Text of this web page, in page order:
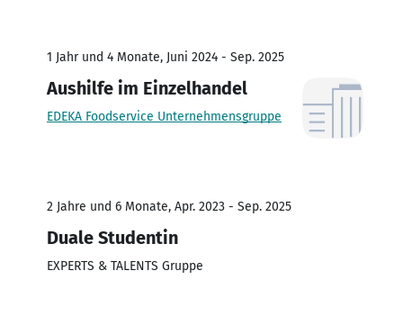
1 Jahr und 4 Monate, Juni 2024 - Sep. 2025
Aushilfe im Einzelhandel
EDEKA Foodservice Unternehmensgruppe
2 Jahre und 6 Monate, Apr. 2023 - Sep. 2025
Duale Studentin
EXPERTS & TALENTS Gruppe